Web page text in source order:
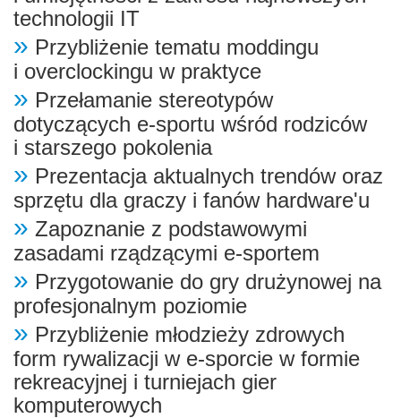
technologii IT
» Przybliżenie tematu moddingu
i overclockingu w praktyce
» Przełamanie stereotypów
dotyczących e-sportu wśród rodziców
i starszego pokolenia
» Prezentacja aktualnych trendów oraz
sprzętu dla graczy i fanów hardware'u
» Zapoznanie z podstawowymi
zasadami rządzącymi e-sportem
» Przygotowanie do gry drużynowej na
profesjonalnym poziomie
» Przybliżenie młodzieży zdrowych
form rywalizacji w e-sporcie w formie
rekreacyjnej i turniejach gier
komputerowych